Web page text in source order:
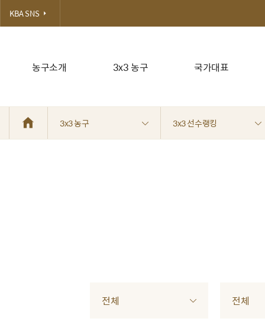
농구소개 3x3 농구 국가대표
KBA SNS
3x3 농구 3x3 선수랭킹
전체 전체